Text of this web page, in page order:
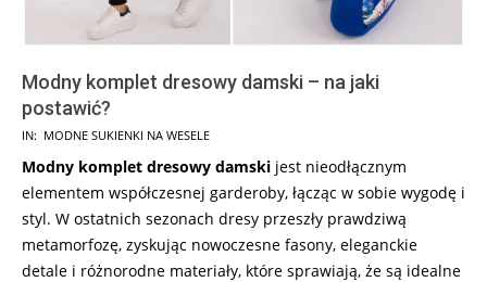
Modny komplet dresowy damski – na jaki
postawić?
2024-
05-
31
IN: MODNE SUKIENKI NA WESELE
Modny komplet dresowy damski jest nieodłącznym
elementem współczesnej garderoby, łącząc w sobie wygodę i
styl. W ostatnich sezonach dresy przeszły prawdziwą
metamorfozę, zyskując nowoczesne fasony, eleganckie
detale i różnorodne materiały, które sprawiają, że są idealne